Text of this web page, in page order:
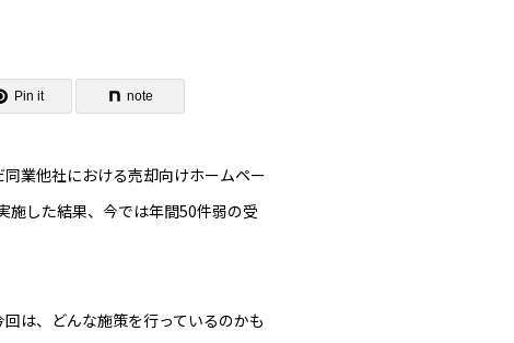
Pin it note
業他社における売却向けホームペー
施した結果、今では年間50件弱の受
は、どんな施策を行っているのかも